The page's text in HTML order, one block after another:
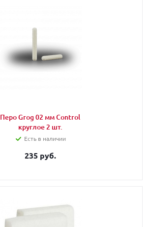
Перо Grog 02 мм Сontrol
круглое 2 шт.
Есть в наличии
235 руб.